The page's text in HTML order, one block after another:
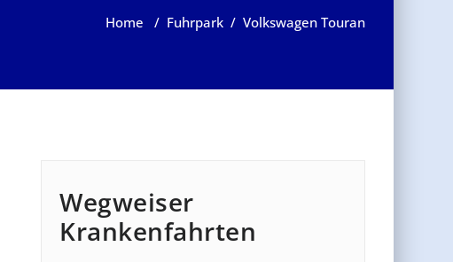
Home / Fuhrpark / Volkswagen Touran
Wegweiser
Krankenfahrten